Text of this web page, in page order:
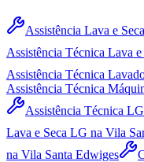
Assistência Lava e
Assistência Técnica Lava
Assistência Técnica
Assistência Técnica
Assistência Técnica LG
Lava e Seca LG na Vila
na Vila Santa Edwiges